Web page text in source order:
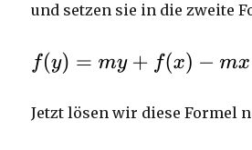
und setzen sie in die zweite
Jetzt lösen wir diese Formel